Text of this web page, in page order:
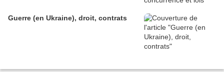
Guerre (en Ukraine), droit, contrats